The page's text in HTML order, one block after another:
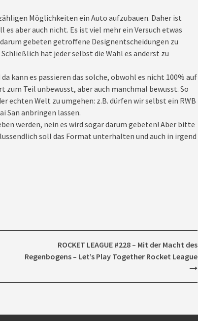
Möglichkeiten ein Auto aufzubauen. Daher ist
aber auch nicht. Es ist viel mehr ein Versuch etwas
gebeten getroffene Designentscheidungen zu
hat jeder selbst die Wahl es anderst zu
kann es passieren das solche, obwohl es nicht 100% auf
zum Teil unbewusst, aber auch manchmal bewusst. So
echten Welt zu umgehen: z.B. dürfen wir selbst ein RWB
San anbringen lassen.
werden, nein es wird sogar darum gebeten! Aber bitte
soll das Format unterhalten und auch in irgend
ROCKET LEAGUE #228 – Mit der Macht des
Regenbogens – Let’s Play Together Rocket League